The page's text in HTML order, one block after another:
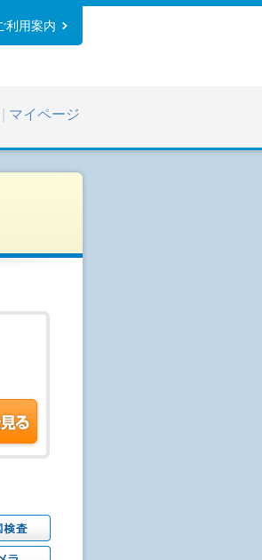
利用案内
マイページ